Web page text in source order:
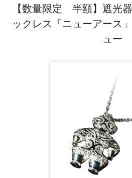
【数量限定 半額】遮光
ックレス「ニューアース
ュー